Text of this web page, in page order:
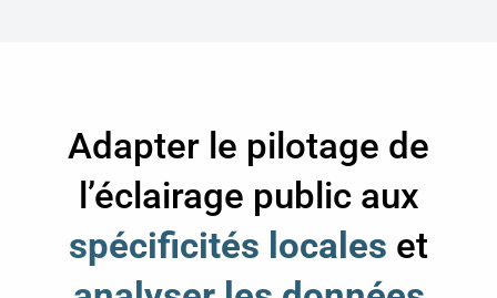
Adapter le pilotage de
l’éclairage public aux
spécificités locales et